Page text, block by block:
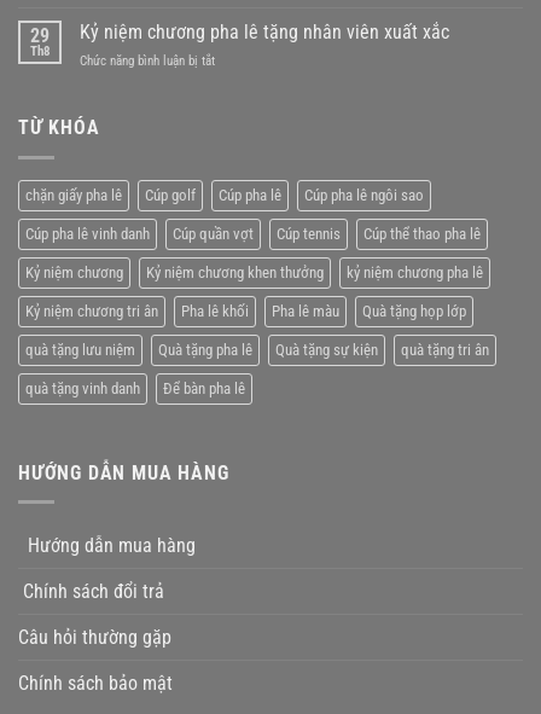
sự
kỷ
chương
29
Th8
Kỷ niệm chương pha lê tặng nhân viên xuất xắc
Chức năng bình luận bị tắtở
tặng
nhân
viên
xắc
TỪ KHÓA
chặn giấy pha lê Cúp golf Cúp pha lê Cúp pha lê ngôi sao
Cúp pha lê vinh danh Cúp quần vợt Cúp tennis Cúp thể thao pha lê
Kỷ niệm chương Kỷ niệm chương khen thưởng kỷ niệm chương pha lê
Kỷ niệm chương tri ân Pha lê khối Pha lê màu Quà tặng họp lớp
quà tặng lưu niệm Quà tặng pha lê Quà tặng sự kiện quà tặng tri ân
quà tặng vinh danh Để bàn pha lê
HƯỚNG DẪN MUA HÀNG
Hướng dẫn mua hàng
Chính sách đổi trả
Câu hỏi thường gặp
Chính sách bảo mật